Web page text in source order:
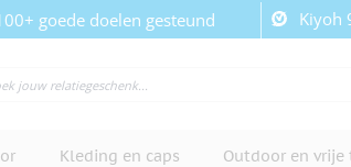
goede doelen gesteund Kiyoh
Kleding en caps Outdoor en vrije